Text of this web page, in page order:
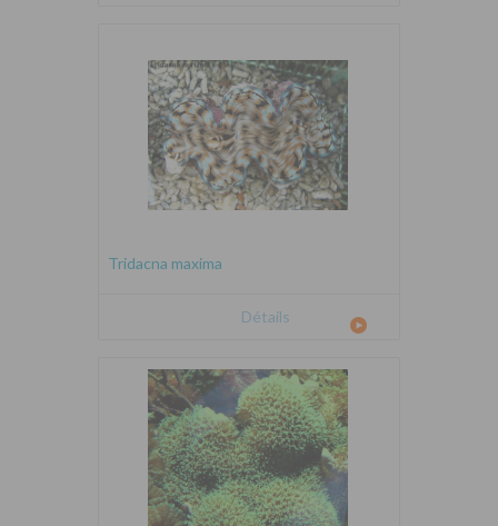
Tridacna maxima
Détails